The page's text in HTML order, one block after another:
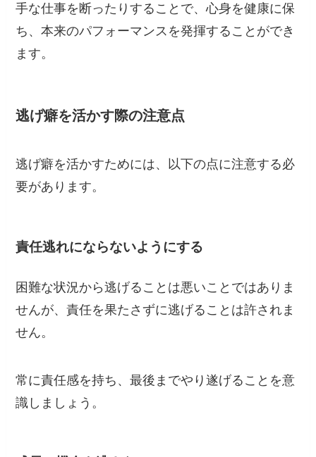
手な仕事を断ったりすることで、心身を健康に保
ち、本来のパフォーマンスを発揮することができ
ます。
逃げ癖を活かす際の注意点
逃げ癖を活かすためには、以下の点に注意する必
要があります。
責任逃れにならないようにする
困難な状況から逃げることは悪いことではありま
せんが、責任を果たさずに逃げることは許されま
せん。
常に責任感を持ち、最後までやり遂げることを意
識しましょう。